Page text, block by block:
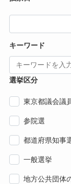
キーワード
選挙区分
東京都議会議
参院選
都道府県知事
一般選挙
地方公共団体